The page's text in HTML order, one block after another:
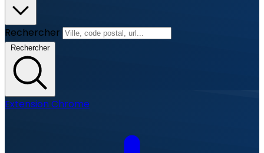
Rechercher
Rechercher
Extension Chrome